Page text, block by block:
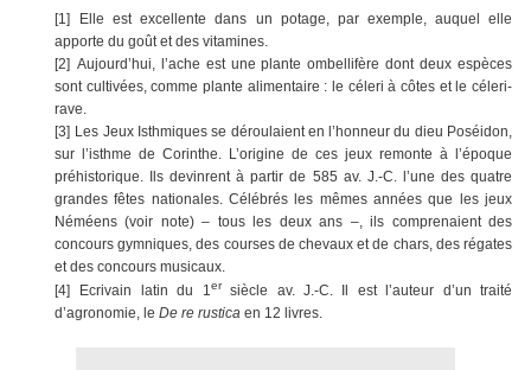
[1]
Elle est excellente dans un potage, par exemple, auquel elle
apporte du goût et des vitamines.
[2] Aujourd’hui, l’ache est une plante ombellifère dont deux espèces
sont cultivées, comme plante alimentaire : le céleri à côtes et le céleri-
rave.
[3] Les Jeux Isthmiques se déroulaient en l’honneur du dieu Poséidon,
sur l’isthme de Corinthe. L’origine de ces jeux remonte à l’époque
préhistorique. Ils devinrent à partir de 585 av. J.-C. l’une des quatre
grandes fêtes nationales. Célébrés les mêmes années que les jeux
Néméens (voir note) – tous les deux ans –, ils comprenaient des
concours gymniques, des courses de chevaux et de chars, des régates
et des concours musicaux.
[4]
Ecrivain latin du 1 ersiècle av. J.-C. Il est l’auteur d’un traité
d’agronomie, le De re rustica en 12 livres.